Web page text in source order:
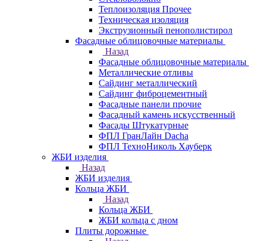
Теплоизоляция Прочее
Техническая изоляция
Экструзионный пенополистирол
Фасадные облицовочные материалы
Назад
Фасадные облицовочные материалы
Металлические отливы
Сайдинг металлический
Сайдинг фиброцементный
Фасадные панели прочие
Фасадный камень искусственный
Фасады Штукатурные
ФПЛ ГранЛайн Dacha
ФПЛ ТехноНиколь Хауберк
ЖБИ изделия
Назад
ЖБИ изделия
Кольца ЖБИ
Назад
Кольца ЖБИ
ЖБИ кольца с дном
Плиты дорожные